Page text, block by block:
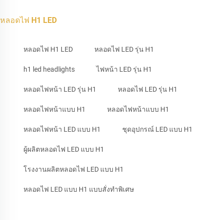
หลอดไฟ H1 LED
หลอดไฟ H1 LED หลอดไฟ LED รุ่น H1
h1 led headlights ไฟหน้า LED รุ่น H1
หลอดไฟหน้า LED รุ่น H1 หลอดไฟ LED รุ่น H1
หลอดไฟหน้าแบบ H1 หลอดไฟหน้าแบบ H1
หลอดไฟหน้า LED แบบ H1 ชุดอุปกรณ์ LED แบบ H1
ผู้ผลิตหลอดไฟ LED แบบ H1
โรงงานผลิตหลอดไฟ LED แบบ H1
หลอดไฟ LED แบบ H1 แบบสั่งทำพิเศษ